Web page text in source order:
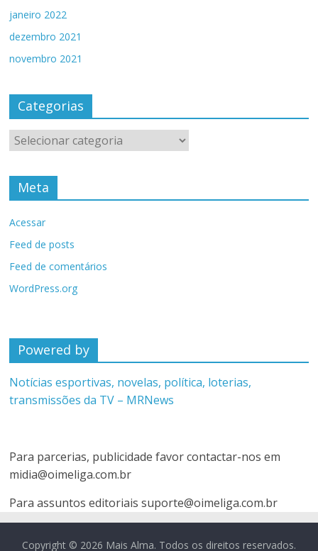
janeiro 2022
dezembro 2021
novembro 2021
Categorias
Categorias
Meta
Acessar
Feed de posts
Feed de comentários
WordPress.org
Powered by
Notícias esportivas, novelas, política, loterias,
transmissões da TV – MRNews
Para parcerias, publicidade favor contactar-nos em
midia@oimeliga.com.br
Para assuntos editoriaissuporte@oimeliga.com.br
Copyright © 2026 Mais Alma. Todos os direitos reservados.